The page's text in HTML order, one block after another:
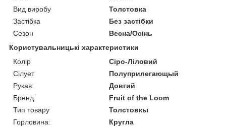
Вид виробу
Толстовка
Застібка
Без застібки
Сезон
Весна/Осінь
Користувальницькі характеристики
Колір
Сіро-Ліловий
Сілует
Полуприлегающый
Рукав:
Довгий
Бренд:
Fruit of the Loom
Тип товару
Толстовкы
Горловина:
Кругла